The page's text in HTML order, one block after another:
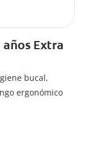
Extra
bucal,
ergonómico